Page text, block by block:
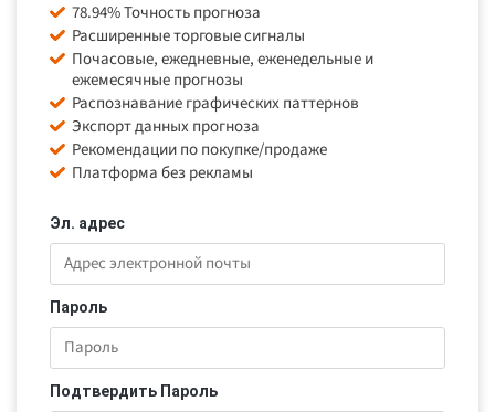
Эл. адрес
Пароль
Подтвердить Пароль
78.94% Точность прогноза
Расширенные торговые сигналы
Почасовые, ежедневные, еженедельные и
ежемесячные прогнозы
Распознавание графических паттернов
Экспорт данных прогноза
Рекомендации по покупке/продаже
Платформа без рекламы